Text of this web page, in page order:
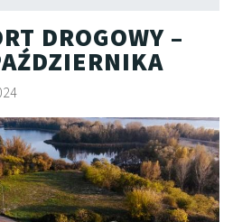
DROGOWY –